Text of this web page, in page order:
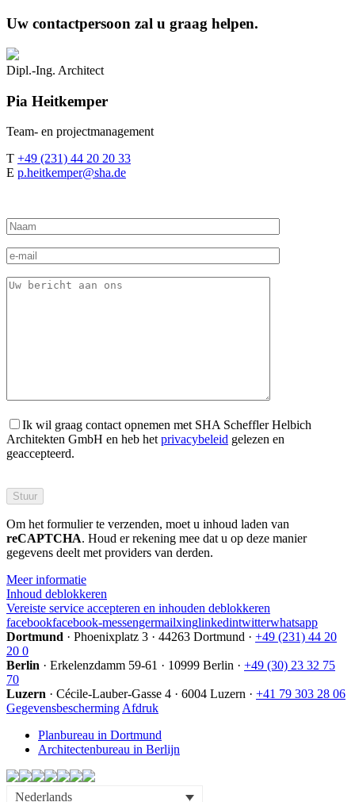
Uw contactpersoon zal u graag helpen.
Dipl.-Ing. Architect
Pia Heitkemper
Team- en projectmanagement
T +49 (231) 44 20 20 33
E p.heitkemper@sha.de
Ik wil graag contact opnemen met SHA Scheffler Helbich
Architekten GmbH en heb het privacybeleid gelezen en
geaccepteerd.
füllen
dieses
Feld
nicht
Om het formulier te verzenden, moet u inhoud laden van
reCAPTCHA. Houd er rekening mee dat u op deze manier
gegevens deelt met providers van derden.
Meer informatie
Inhoud deblokkeren
Vereiste service accepteren en inhouden deblokkeren
facebookfacebook-messengermailxinglinkedintwitterwhatsapp
Dortmund · Phoenixplatz 3 · 44263 Dortmund · +49 (231) 44 20
20 0
Berlin · Erkelenzdamm 59-61 · 10999 Berlin · +49 (30) 23 32 75
70
Luzern · Cécile-Lauber-Gasse 4 · 6004 Luzern · +41 79 303 28 06
Gegevensbescherming Afdruk
Planbureau in Dortmund
Architectenbureau in Berlijn
Nederlands